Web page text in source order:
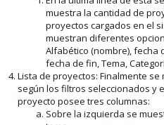
muestra la cantidad de
proyectos cargados en el
muestran diferentes
Alfabético (nombre), fecha
fecha de fin, Tema,
Lista de proyectos: Finalmente
según los filtros seleccionados y
proyecto posee tres columnas:
Sobre la izquierda se